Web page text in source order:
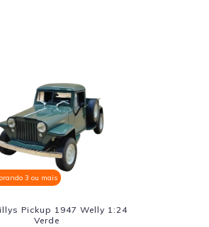
Comprando 3 ou mais
Willys Pickup 1947 Welly 1:24
Vermelho